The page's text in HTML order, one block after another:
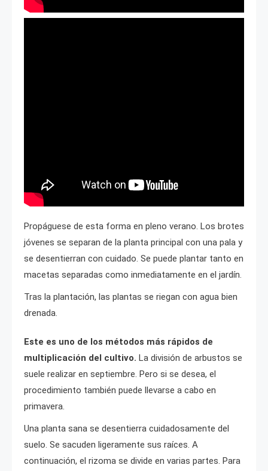
Propáguese de esta forma en pleno verano. Los brotes
jóvenes se separan de la planta principal con una pala y
se desentierran con cuidado. Se puede plantar tanto en
macetas separadas como inmediatamente en el jardín.
Tras la plantación, las plantas se riegan con agua bien
drenada.
Este es uno de los métodos más rápidos de
multiplicación del cultivo. La división de arbustos se
suele realizar en septiembre. Pero si se desea, el
procedimiento también puede llevarse a cabo en
primavera.
Una planta sana se desentierra cuidadosamente del
suelo. Se sacuden ligeramente sus raíces. A
continuación, el rizoma se divide en varias partes. Para